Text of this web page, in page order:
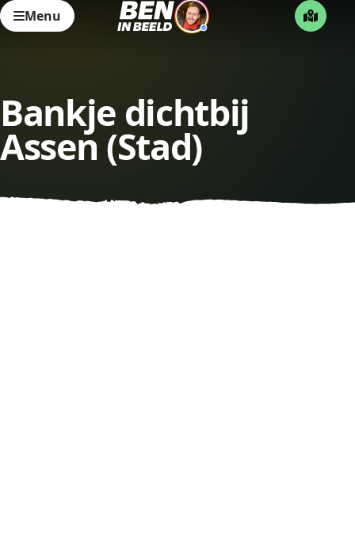
Menu
Bankje dichtbij
Assen (Stad)